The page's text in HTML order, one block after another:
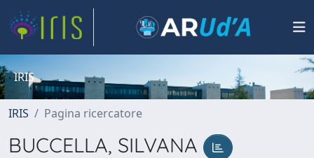
IRIS
IRIS Pagina ricercatore
BUCCELLA, SILVANA